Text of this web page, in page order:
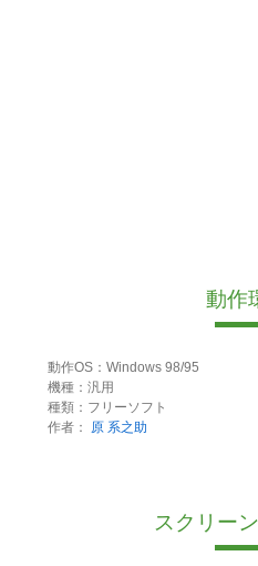
動作
動作OS：Windows 98/95
機種：汎用
種類：フリーソフト
作者：
原 系之助
スクリー